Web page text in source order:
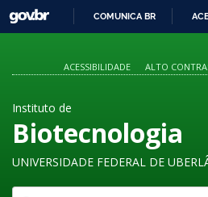
O
GOVBR
COMUNICA BR
ACESSIBILIDADE
ALTO
Instituto de
Biotecnologia
UNIVERSIDADE FEDERAL DE